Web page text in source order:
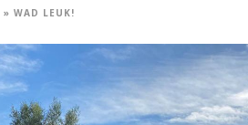
» WAD LEUK!